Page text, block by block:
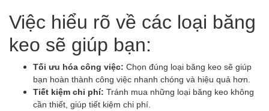
Việc hiểu rõ về các loại băng
keo sẽ giúp bạn:
Tối ưu hóa công việc: Chọn đúng loại băng keo sẽ giúp
bạn hoàn thành công việc nhanh chóng và hiệu quả hơn.
Tiết kiệm chi phí: Tránh mua những loại băng keo không
cần thiết, giúp tiết kiệm chi phí.